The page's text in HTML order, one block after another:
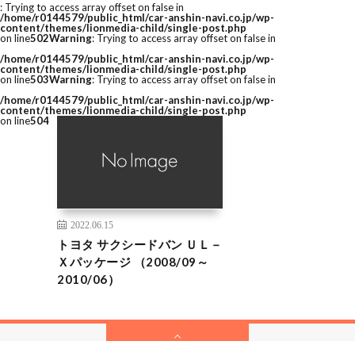
: Trying to access array offset on false in
/home/r0144579/public_html/car-anshin-navi.co.jp/wp-
content/themes/lionmedia-child/single-post.php
on line502Warning: Trying to access array offset on false in
/home/r0144579/public_html/car-anshin-navi.co.jp/wp-
content/themes/lionmedia-child/single-post.php
on line503Warning: Trying to access array offset on false in
/home/r0144579/public_html/car-anshin-navi.co.jp/wp-
content/themes/lionmedia-child/single-post.php
on line504
2022.06.15
トヨタ サクシードバン ＵＬ－
Ｘパッケージ （2008/09～
2010/06）